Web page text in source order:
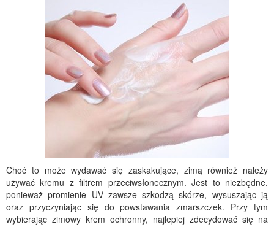
Choć to może wydawać się zaskakujące, zimą również należy
używać kremu z filtrem przeciwsłonecznym. Jest to niezbędne,
ponieważ promienie UV zawsze szkodzą skórze, wysuszając ją
oraz przyczyniając się do powstawania zmarszczek. Przy tym
wybierając zimowy krem ochronny, najlepiej zdecydować się na